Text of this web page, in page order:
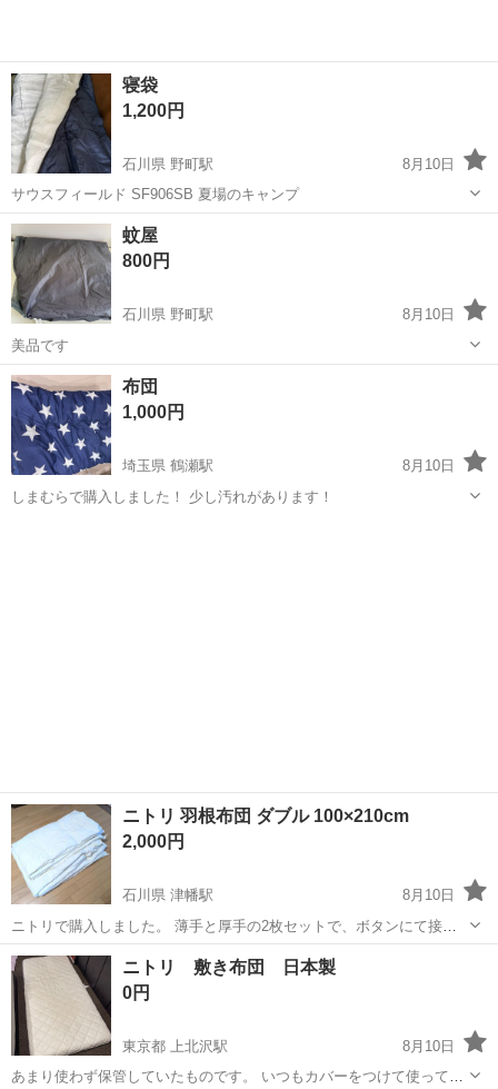
寝袋
1,200円
石川県 野町駅
8月10日
サウスフィールド SF906SB 夏場のキャンプ
石川 金沢市 野町駅
蚊屋
800円
石川県 野町駅
8月10日
美品です
石川 金沢市 野町駅
布団
1,000円
埼玉県 鶴瀬駅
8月10日
しまむらで購入しました！ 少し汚れがあります！
ニトリ 羽根布団 ダブル 100×210cm
2,000円
石川県 津幡駅
8月10日
ニトリで購入しました。 薄手と厚手の2枚セットで、ボタンにて接続
可能なので2枚重ねて使用できます！ サイズ∶ダブルサイズ
100cm×210cm 素材∶表地・裏地 綿100%、詰め物 ダウンとフェザー お
家でのお洗濯可能で...
石川 金沢市 津幡駅 寝具
ニトリ 敷き布団 日本製
0円
東京都 上北沢駅
8月10日
あまり使わず保管していたものです。 いつもカバーをつけて使ってま